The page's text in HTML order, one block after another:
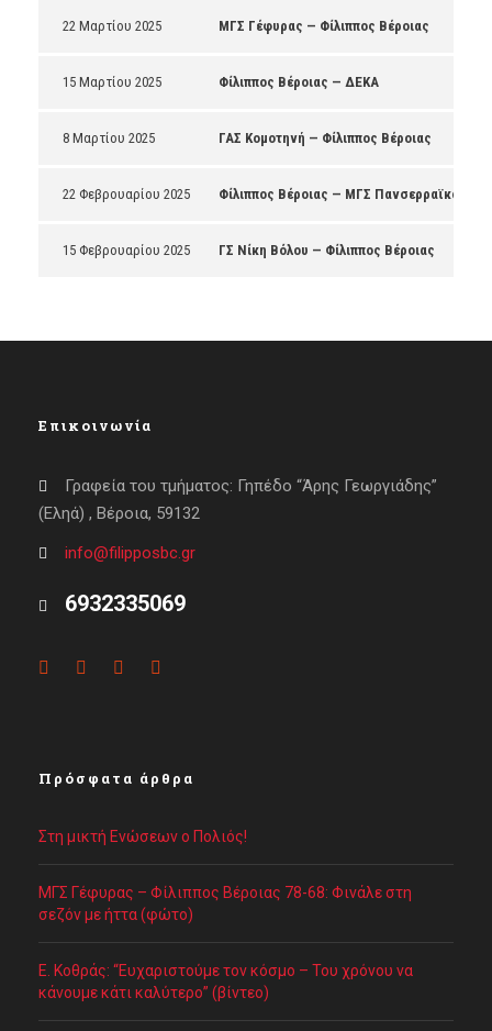
22 Μαρτίου 2025 ΜΓΣ Γέφυρας — Φίλιππος Βέροιας
15 Μαρτίου 2025 Φίλιππος Βέροιας — ΔΕΚΑ
8 Μαρτίου 2025 ΓΑΣ Κομοτηνή — Φίλιππος Βέροιας
22 Φεβρουαρίου 2025 Φίλιππος Βέροιας — ΜΓΣ Πανσερραϊκός
15 Φεβρουαρίου 2025 ΓΣ Νίκη Βόλου — Φίλιππος Βέροιας
Επικοινωνία
Γραφεία του τμήματος: Γηπέδο “Άρης Γεωργιάδης”
(Εληά) , Βέροια, 59132
info@filipposbc.gr
6932335069
Πρόσφατα άρθρα
Στη μικτή Ενώσεων ο Πολιός!
ΜΓΣ Γέφυρας – Φίλιππος Βέροιας 78-68: Φινάλε στη
σεζόν με ήττα (φώτο)
Ε. Κοθράς: “Ευχαριστούμε τον κόσμο – Του χρόνου να
κάνουμε κάτι καλύτερο” (βίντεο)